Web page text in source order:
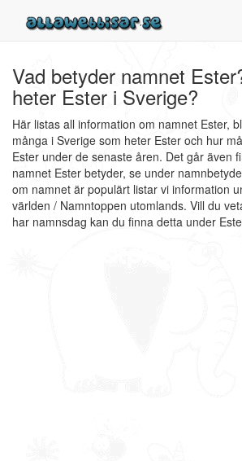
Vad betyder namnet
heter Ester i Sverige?
Här listas all information om namnet Ester,
många i Sverige som heter Ester och hur
Ester under de senaste åren. Det går även
namnet Ester betyder, se under
om namnet är populärt listar vi information
världen / Namntoppen utomlands. Vill du
har namnsdag kan du finna detta under